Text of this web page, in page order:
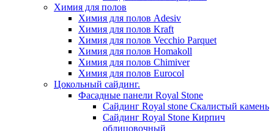
Химия для полов
Химия для полов Adesiv
Химия для полов Kraft
Химия для полов Vecchio Parquet
Химия для полов Homakoll
Химия для полов Chimiver
Химия для полов Eurocol
Цокольный сайдинг.
Фасадные панели Royal Stone
Сайдинг Royal stone Скалистый камень
Сайдинг Royal Stone Кирпич
облицовочный